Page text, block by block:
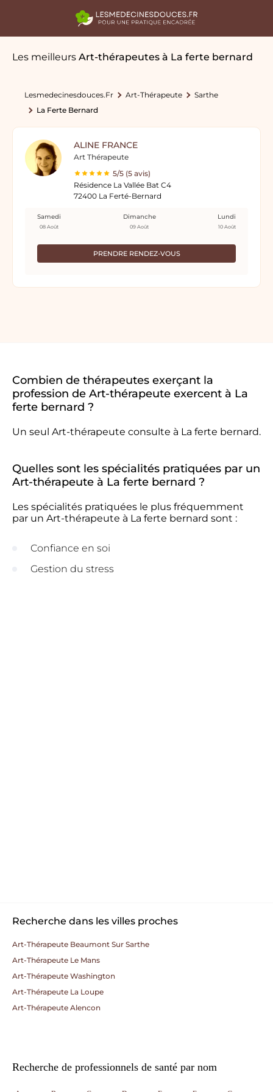
Les meilleurs Art-thérapeutes à La ferte bernard
Lesmedecinesdouces.fr Art-Thérapeute
Sarthe
La Ferte Bernard
ALINE FRANCE
Art Thérapeute
5/5 (5 avis)
Résidence La Vallée Bat C4
72400 La Ferté-Bernard
PRENDRE RENDEZ-VOUS
Samedi
08 Août
Dimanche
09 Août
Lundi
10 Août
Combien de thérapeutes exerçant la
profession de Art-thérapeute exercent à La
ferte bernard ?
Un seul Art-thérapeute consulte à La ferte bernard.
Quelles sont les spécialités pratiquées par un
Art-thérapeute à La ferte bernard ?
Les spécialités pratiquées le plus fréquemment
par un Art-thérapeute à La ferte bernard sont :
Confiance en soi
Gestion du stress
Recherche dans les villes proches
Art-Thérapeute Beaumont Sur Sarthe
Art-Thérapeute Le Mans
Art-Thérapeute Washington
Art-Thérapeute La Loupe
Art-Thérapeute Alencon
Recherche de professionnels de santé par nom